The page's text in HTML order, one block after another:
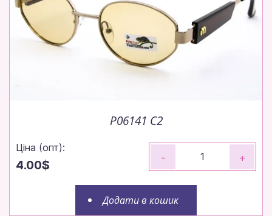
P06141 C2
Ціна (опт):
4.00$
- +
Додати в кошик